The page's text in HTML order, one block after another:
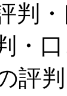
判
・
評